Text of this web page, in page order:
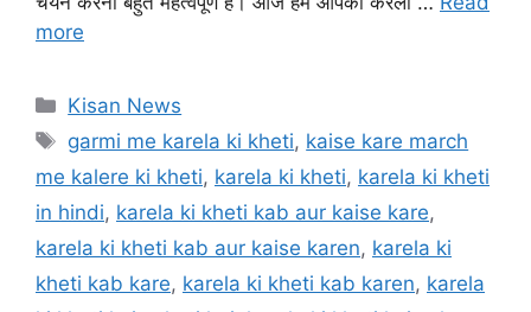
more
Categories
Kisan News
Tags
garmi me karela ki kheti, kaise kare march
me kalere ki kheti, karela ki kheti, karela ki kheti
in hindi, karela ki kheti kab aur kaise kare,
karela ki kheti kab aur kaise karen, karela ki
kheti kab kare, karela ki kheti kab karen, karela